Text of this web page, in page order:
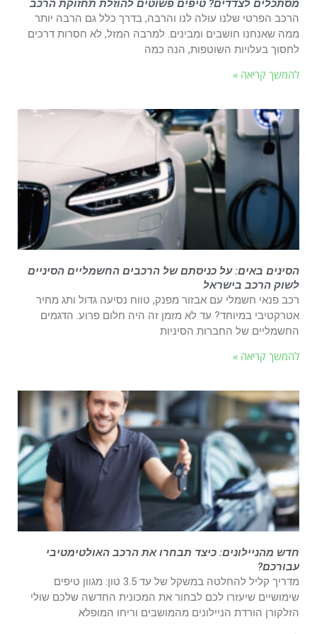
מסתכלים לצדדים? טיפים פשוטים להוזלת תחזוקת הרכב
הרכב הפרטי שלנו עולה לנו והרבה, בדרך כלל גם הרבה יותר
ממה שאנחנו חושבים ומבינים. למרבה המזל, לא חסרות דרכים
לחסוך בעלויות השוטפות, הנה כמה
להמשך קריאה »
הסינים באים: על כניסתם של הרכבים החשמליים הסיניים
לשוק הרכב בישראל
רכב פנאי חשמלי עם אבזור מפנק, טווח נסיעה גדול ותג מחיר
אטרקטיבי במיוחד? עד לא מזמן זה היה חלום פרוע. הדגמים
החשמליים של החברות הסיניות
להמשך קריאה »
חדש מהניילונים: כיצד תבחרו את הרכב האולטימטיבי
עבורכם?
מדריך קליל להחלטה במשקל של עד 3.5 טון: מגוון טיפים
שימושיים שיעזרו לכם לבחור את המכונית החדשה שלכם שולי
הזלקורן הורדת הניילונים מהמושבים וריחו המופלא